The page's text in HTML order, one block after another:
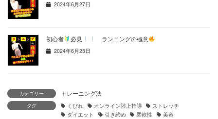
2024年6月27日
初心者 必見 ランニングの極意
2024年6月25日
カテゴリー トレーニング法
タグ くびれ オンライン陸上指導
ストレッチ
ダイエット
引き締め 柔軟性 美容